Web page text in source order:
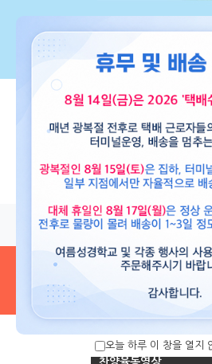
교재
찬양율동영상
오늘 하루 이 창을 열지